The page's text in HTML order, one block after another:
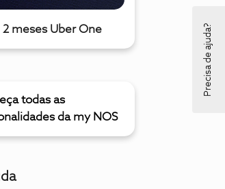
meses Uber One
todas as
da my NOS
Precisa de ajuda?